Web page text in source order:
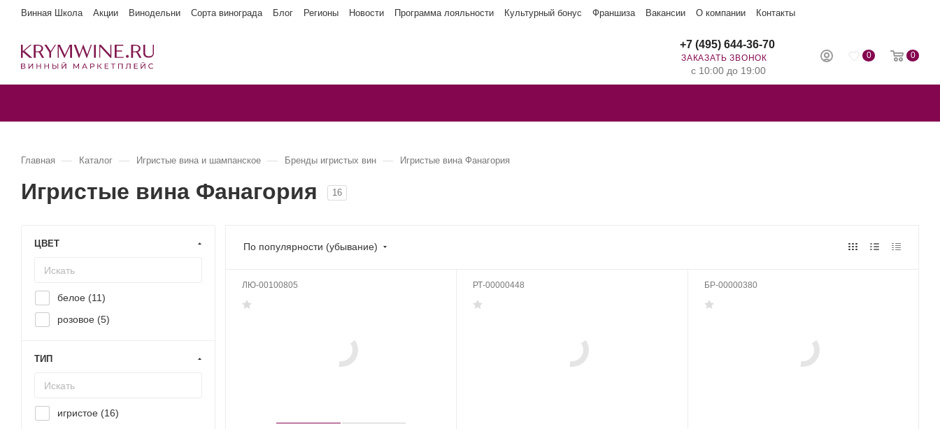
Винная Школа Акции Винодельни Сорта винограда Блог Регионы Новости Программа лояльности Культурный бонус Франшиза Вакансии О компании Контакты
0 0
+7 (495) 644-36-70
ЗАКАЗАТЬ ЗВОНОК
с 10:00 до 19:00
Главная — Каталог — Игристые вина и шампанское — Бренды игристых вин — Игристые вина Фанагория
Игристые вина Фанагория 16
По популярности (убывание)
ЛЮ-00100805 РТ-00000448 БР-00000380
ЦВЕТ
белое (11)
розовое (5)
ТИП
игристое (16)